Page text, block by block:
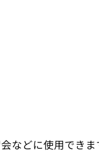
どに使用できま